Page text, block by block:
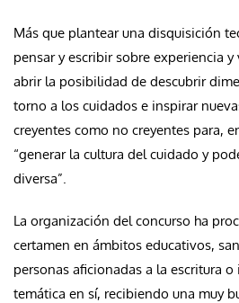
Más que plantear una disquisición
pensar y escribir sobre experiencia
abrir la posibilidad de descubrir
torno a los cuidados e inspirar
creyentes como no creyentes para,
“generar la cultura del cuidado y
diversa”.
La organización del concurso ha
certamen en ámbitos educativos,
personas aficionadas a la escritura
temática en sí, recibiendo una muy